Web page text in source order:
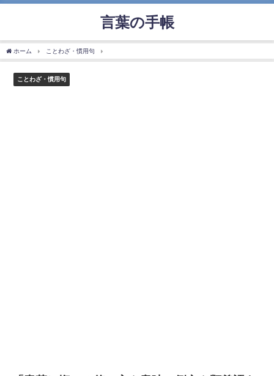
言葉の手帳
ホーム ことわざ・慣用句
ことわざ・慣用句